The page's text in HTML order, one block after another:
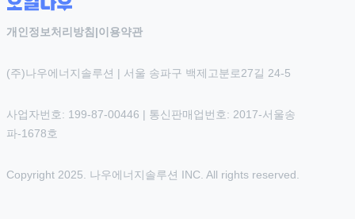
개인정보처리방침 |이용약관
(주)나우에너지솔루션 | 서울 송파구 백제고분로27길 24-5
사업자번호: 199-87-00446 | 통신판매업번호: 2017-서울송
파-1678호
Copyright 2025. 나우에너지솔루션 INC. All rights reserved.